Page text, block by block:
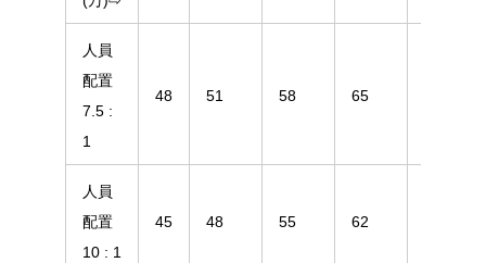
人員
配置
7.5 :
1
48 51 58 65
人員
配置
10 : 1
45 48 55 62